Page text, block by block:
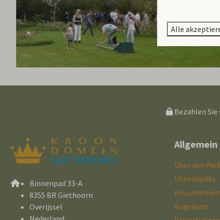
Bezahlen Sie
Binnenpad 33-A
8355 BR Giethoorn
Overijssel
Allgemein
Über den
Unterkünfte
Angebote
Alle